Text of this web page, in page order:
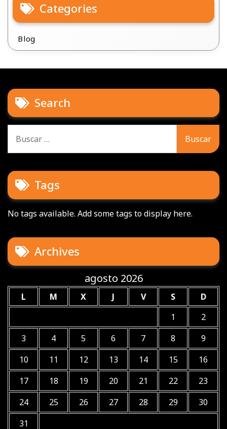
Categories
Blog
Search
Tags
No tags available. Add some tags to display here.
Archives
agosto 2026
L M X J V S
D
1
2
3
4 5 6 7 8
9
10
11 12 13 14 15
16
17
18 19 20 21 22
23
24
25 26 27 28 29
30
31